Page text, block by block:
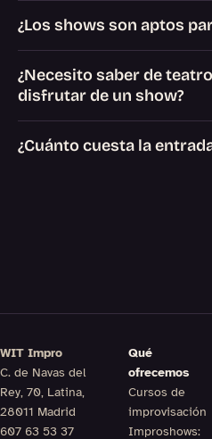
¿Los shows son aptos
¿Necesito saber de
disfrutar de un show?
¿Cuánto cuesta la
WIT Impro
C. de Navas del
Rey, 70, Latina,
28011 Madrid
607 63 53 37
Qué
ofrecemos
Cursos de
improvisación
Improshows: